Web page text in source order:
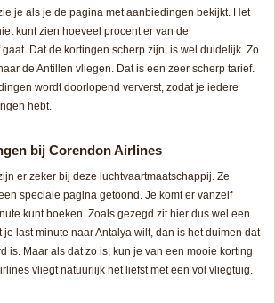
je als je de pagina met aanbiedingen bekijkt. Het
kunt zien hoeveel procent er van de
Dat de kortingen scherp zijn, is wel duidelijk. Zo
de Antillen vliegen. Dat is een zeer scherp tarief.
wordt doorlopend ververst, zodat je iedere
hebt.
bij Corendon Airlines
er zeker bij deze luchtvaartmaatschappij. Ze
speciale pagina getoond. Je komt er vanzelf
kunt boeken. Zoals gezegd zit hier dus wel een
je last minute naar Antalya wilt, dan is het duimen dat
is. Maar als dat zo is, kun je van een mooie korting
vliegt natuurlijk het liefst met een vol vliegtuig.